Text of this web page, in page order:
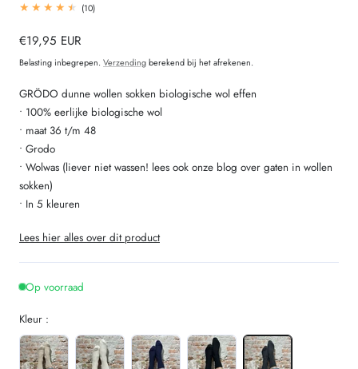
(10)10
Normale
prijs
€19,95 EUR
Belasting inbegrepen. Verzendingberekend bij het afrekenen.
GRÖDO dunne wollen sokken biologische wol effen
• 100% eerlijke biologische wol
• maat 36 t/m 48
• Grodo
• Wolwas (liever niet wassen! lees ook onze blog over gaten in wollen
sokken)
• In 5 kleuren
Lees hier alles over dit product
Op voorraad
Kleur :